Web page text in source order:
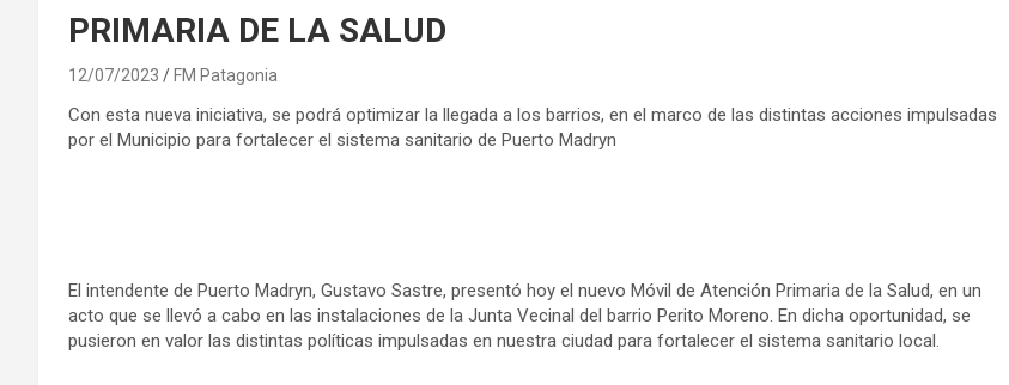
PRIMARIA DE LA SALUD
12/07/2023 FM Patagonia
Con esta nueva iniciativa, se podrá optimizar la llegada a los barrios, en el marco de las distintas acciones impulsadas
por el Municipio para fortalecer el sistema sanitario de Puerto Madryn
El intendente de Puerto Madryn, Gustavo Sastre, presentó hoy el nuevo Móvil de Atención Primaria de la Salud, en un
acto que se llevó a cabo en las instalaciones de la Junta Vecinal del barrio Perito Moreno. En dicha oportunidad, se
pusieron en valor las distintas políticas impulsadas en nuestra ciudad para fortalecer el sistema sanitario local.